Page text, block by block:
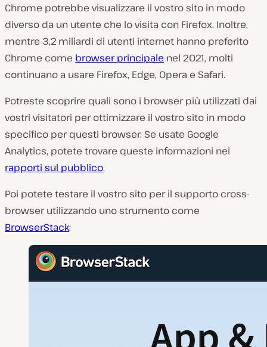
Chrome potrebbe visualizzare il vostro sito in modo
diverso da un utente che lo visita con Firefox. Inoltre,
mentre 3,2 miliardi di utenti internet hanno preferito
Chrome come browser principale nel 2021, molti
continuano a usare Firefox, Edge, Opera e Safari.
Potreste scoprire quali sono i browser più utilizzati dai
vostri visitatori per ottimizzare il vostro sito in modo
specifico per questi browser. Se usate Google
Analytics, potete trovare queste informazioni nei
rapporti sul pubblico.
Poi potete testare il vostro sito per il supporto cross-
browser utilizzando uno strumento come
BrowserStack: